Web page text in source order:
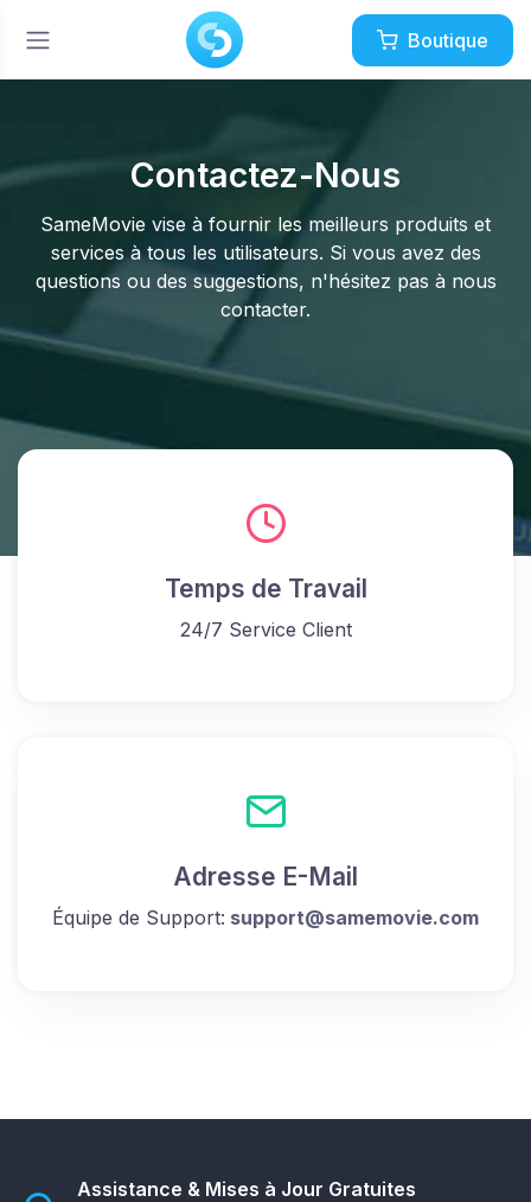
Boutique
Contactez-Nous
SameMovie vise à fournir les meilleurs produits et
services à tous les utilisateurs. Si vous avez des
questions ou des suggestions, n'hésitez pas à nous
contacter.
Temps de Travail
24/7 Service Client
Adresse E-Mail
Équipe de Support: support@samemovie.com
Assistance & Mises à Jour Gratuites